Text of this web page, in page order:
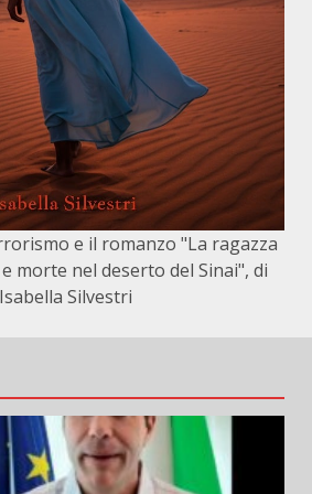
e il romanzo "La ragazza
morte nel deserto del Sinai", di
Isabella Silvestri